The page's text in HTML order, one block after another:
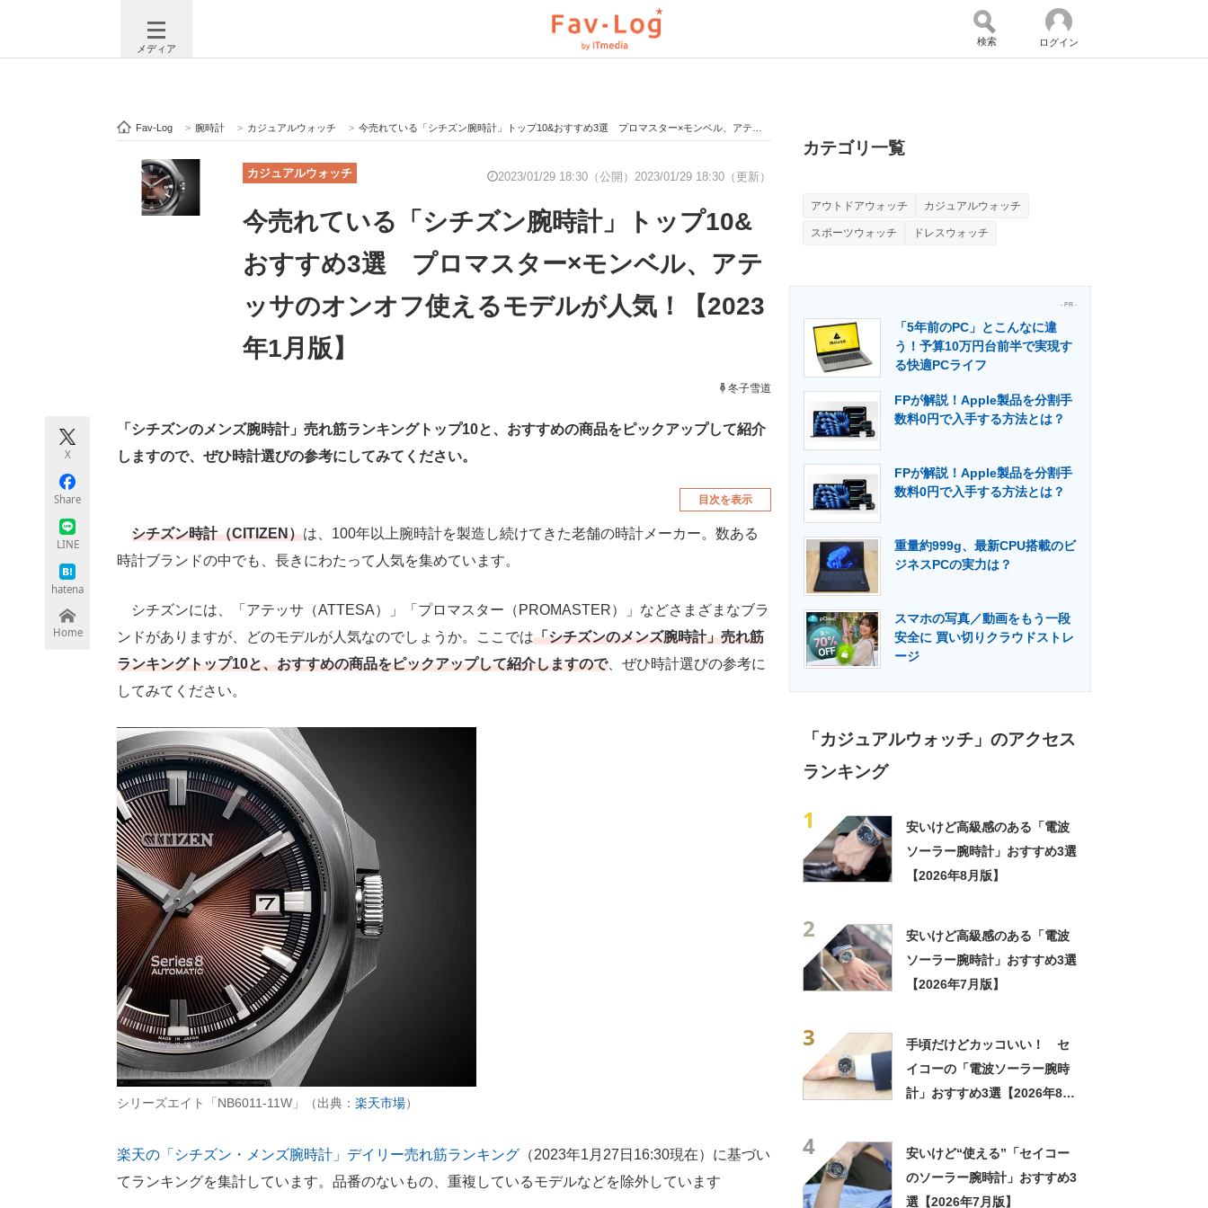
メディア
注目記事を集めた総合ページ ITの今と未来を見通す スマホと通信の最新トレンド 進化するPCとデバイスの未来
ビジネスと働き方のヒント AI活用のいまが分かる 企業ITのトレンドを詳説 経営リーダーのコミュニティ
ITエンジニア向け専門サイト 企業向けIT製品の総合サイト IT製品の技術・比較・事例 製造業のIT導入・活用を支援
エネルギーの専門メディア
検索 ログイン
Fav-Log > 腕時計 > カジュアルウォッチ > 今売れている「シチズン腕時計」トップ10&おすすめ3選 プロマスター×モンベル、アテッサのオンオフ使えるモデルが人気！【2023年1月版】
カジュアルウォッチ 2023/01/29 18:30（公開） 2023/01/29 18:30（更新）
今売れている「シチズン腕時計」トップ10&
おすすめ3選 プロマスター×モンベル、アテ
ッサのオンオフ使えるモデルが人気！【2023
年1月版】
冬子雪道
X
Share
LINE
hatena
Home
「シチズンのメンズ腕時計」売れ筋ランキングトップ10と、おすすめの商品をピックアップして紹介
しますので、ぜひ時計選びの参考にしてみてください。
目次を表示
シチズン時計（CITIZEN）は、100年以上腕時計を製造し続けてきた老舗の時計メーカー。数ある
時計ブランドの中でも、長きにわたって人気を集めています。
シチズンには、「アテッサ（ATTESA）」「プロマスター（PROMASTER）」などさまざまなブラ
ンドがありますが、どのモデルが人気なのでしょうか。ここでは「シチズンのメンズ腕時計」売れ筋
ランキングトップ10と、おすすめの商品をピックアップして紹介しますので、ぜひ時計選びの参考に
してみてください。
シリーズエイト「NB6011-11W」（出典： 楽天市場）
楽天の「シチズン・メンズ腕時計」デイリー売れ筋ランキング （2023年1月27日16:30現在）に基づい
てランキングを集計しています。品番のないもの、重複しているモデルなどを除外しています
カテゴリ一覧
アウトドアウォッチ カジュアルウォッチ
スポーツウォッチ ドレスウォッチ
- PR -
「5年前のPC」とこんなに違
う！予算10万円台前半で実現す
る快適PCライフ
FPが解説！Apple製品を分割手
数料0円で入手する方法とは？
FPが解説！Apple製品を分割手
数料0円で入手する方法とは？
重量約999g、最新CPU搭載のビ
ジネスPCの実力は？
スマホの写真／動画をもう一段
安全に 買い切りクラウドストレ
ージ
「カジュアルウォッチ」のアクセス
ランキング
1
安いけど高級感のある「電波
ソーラー腕時計」おすすめ3選
【2026年8月版】
2
安いけど高級感のある「電波
ソーラー腕時計」おすすめ3選
【2026年7月版】
3
手頃だけどカッコいい！ セ
イコーの「電波ソーラー腕時
計」おすすめ3選【2026年8月
4
安いけど“使える”「セイコー
のソーラー腕時計」おすすめ3
選【2026年7月版】